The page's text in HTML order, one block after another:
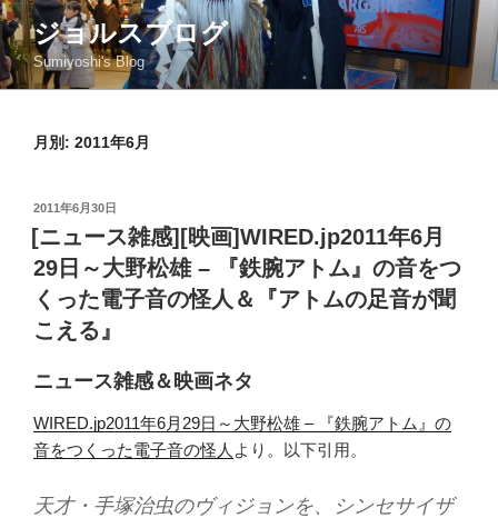
コ
ン
テ
ン
ジョルスブログ
Sumiyoshi's Blog
月別: 2011年6月
投
稿
日:
2011年6月30日
[ニュース雑感][映画]WIRED.jp2011年6月
29日～大野松雄 – 『鉄腕アトム』の音をつ
くった電子音の怪人＆『アトムの足音が聞
こえる』
ニュース雑感＆映画ネタ
WIRED.jp2011年6月29日～大野松雄 – 『鉄腕アトム』の
音をつくった電子音の怪人 より。以下引用。
天才・手塚治虫のヴィジョンを、シンセサイザ